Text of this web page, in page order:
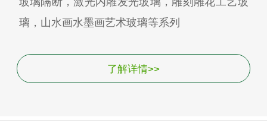
璃，山水画水墨画艺术玻璃等系列
了解详情>>